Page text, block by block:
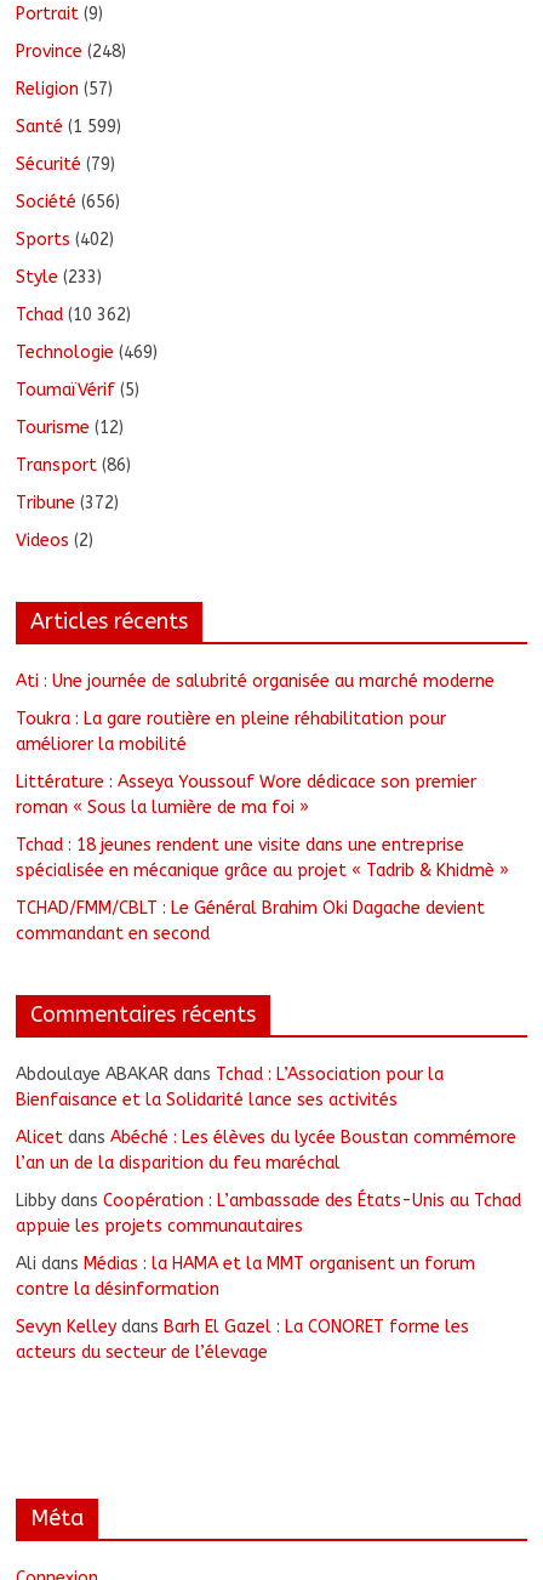
Portrait (9)
Province (248)
Religion (57)
Santé (1 599)
Sécurité (79)
Société (656)
Sports (402)
Style (233)
Tchad (10 362)
Technologie (469)
ToumaïVérif (5)
Tourisme (12)
Transport (86)
Tribune (372)
Videos (2)
Articles récents
Ati : Une journée de salubrité organisée au marché moderne
Toukra : La gare routière en pleine réhabilitation pour
améliorer la mobilité
Littérature : Asseya Youssouf Wore dédicace son premier
roman « Sous la lumière de ma foi »
Tchad : 18 jeunes rendent une visite dans une entreprise
spécialisée en mécanique grâce au projet « Tadrib & Khidmè »
TCHAD/FMM/CBLT : Le Général Brahim Oki Dagache devient
commandant en second
Commentaires récents
Abdoulaye ABAKAR dans Tchad : L’Association pour la
Bienfaisance et la Solidarité lance ses activités
Alicet dansAbéché : Les élèves du lycée Boustan commémore
l’an un de la disparition du feu maréchal
Libby dansCoopération : L’ambassade des États-Unis au Tchad
appuie les projets communautaires
Ali dans Médias : la HAMA et la MMT organisent un forum
contre la désinformation
Sevyn Kelley dans Barh El Gazel : La CONORET forme les
acteurs du secteur de l’élevage
Méta